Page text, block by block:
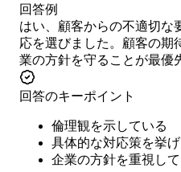
回答例
はい、顧客からの不適切な
応を選びました。顧客の期
業の方針を守ることが最優
回答のキーポイント
倫理観を示している
具体的な対応策を挙
企業の方針を重視し